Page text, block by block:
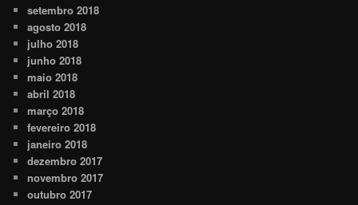
setembro 2018
agosto 2018
julho 2018
junho 2018
maio 2018
abril 2018
março 2018
fevereiro 2018
janeiro 2018
dezembro 2017
novembro 2017
outubro 2017